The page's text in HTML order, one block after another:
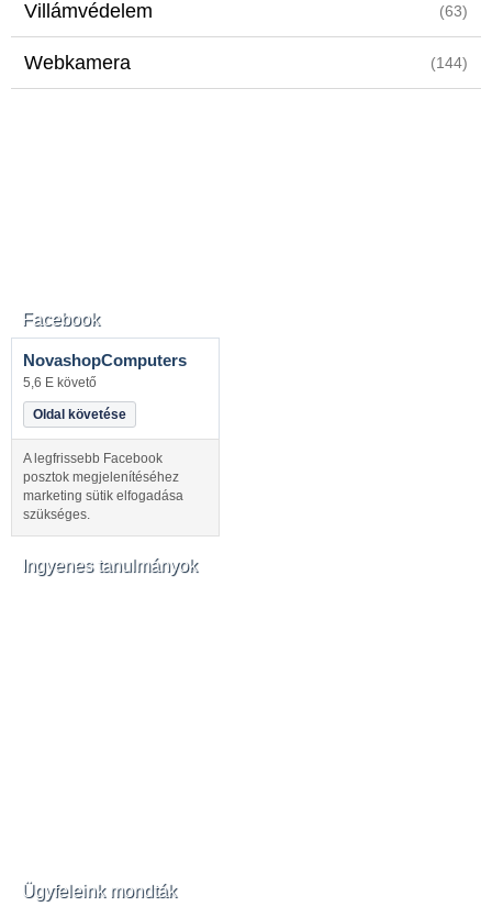
Villámvédelem (63)
Webkamera (144)
Facebook
NovashopComputers
5,6 E követő
Oldal követése
A legfrissebb Facebook
posztok megjelenítéséhez
marketing sütik elfogadása
szükséges.
Ingyenes tanulmányok
Ügyfeleink mondták